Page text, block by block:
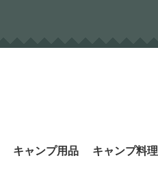
キャンプ用品 キャンプ料理
Search